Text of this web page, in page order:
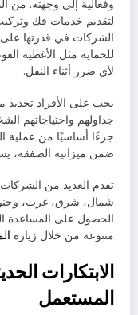
وفعالية إلى وجهته. من
لتقديم خدمات فك
الشركات في قدرتها على
للحماية مثل الأغطية
لأي ضرر أثناء النقل.
يجب على الأفراد تحديد
جداولهم واحتياجاتهم
جزءًا أساسيًا من عملية
ضمن ميزانية الصفقة،
تقدم العديد من
شمال، شرق، غرب،
الحصول على المساعدة
متنوعة من خلال زيارة
الابتكارات
المستعمل